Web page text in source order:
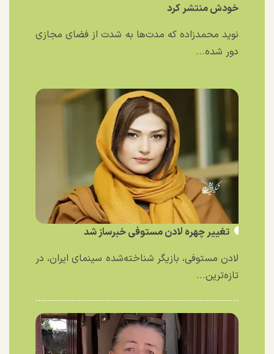
خودش منتشر کرد
نوید محمدزاده که مدت‌ها به شدت از فضای مجازی
دور شده...
تغییر چهره لادن مستوفی خبرساز شد
لادن مستوفی، بازیگر شناخته‌شده سینمای ایران، در
تازه‌ترین...